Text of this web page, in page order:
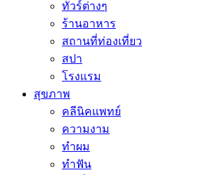
ทัวร์ต่างๆ
ร้านอาหาร
สถานที่ท่องเที่ยว
สปา
โรงแรม
สุขภาพ
คลีนิคแพทย์
ความงาม
ทำผม
ทำฟัน